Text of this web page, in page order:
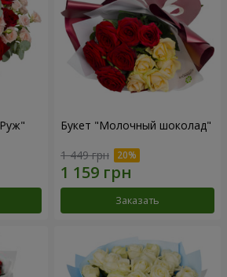
Букет "Молочный шоколад"
1 449 грн
Заказать